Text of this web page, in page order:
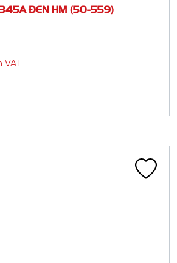
ĐEN HM (50-559)
VAT